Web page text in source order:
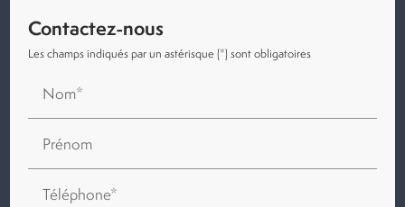
Contactez-nous
Les champs indiqués par un astérisque (*) sont obligatoires
Nom*
Prénom
Téléphone*